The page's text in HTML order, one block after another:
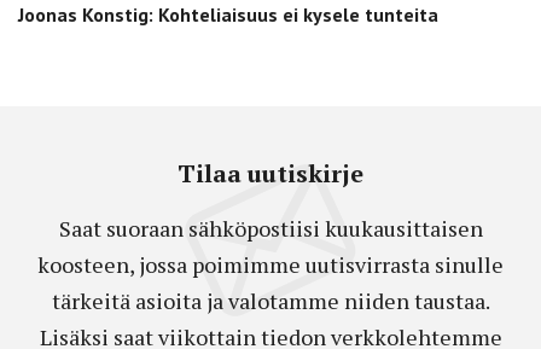
Joonas Konstig: Kohteliaisuus ei kysele tunteita
Tilaa uutiskirje
Saat suoraan sähköpostiisi kuukausittaisen
koosteen, jossa poimimme uutisvirrasta sinulle
tärkeitä asioita ja valotamme niiden taustaa.
Lisäksi saat viikottain tiedon verkkolehtemme